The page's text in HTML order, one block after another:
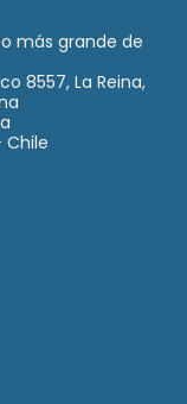
más grande de
8557, La Reina,
Chile